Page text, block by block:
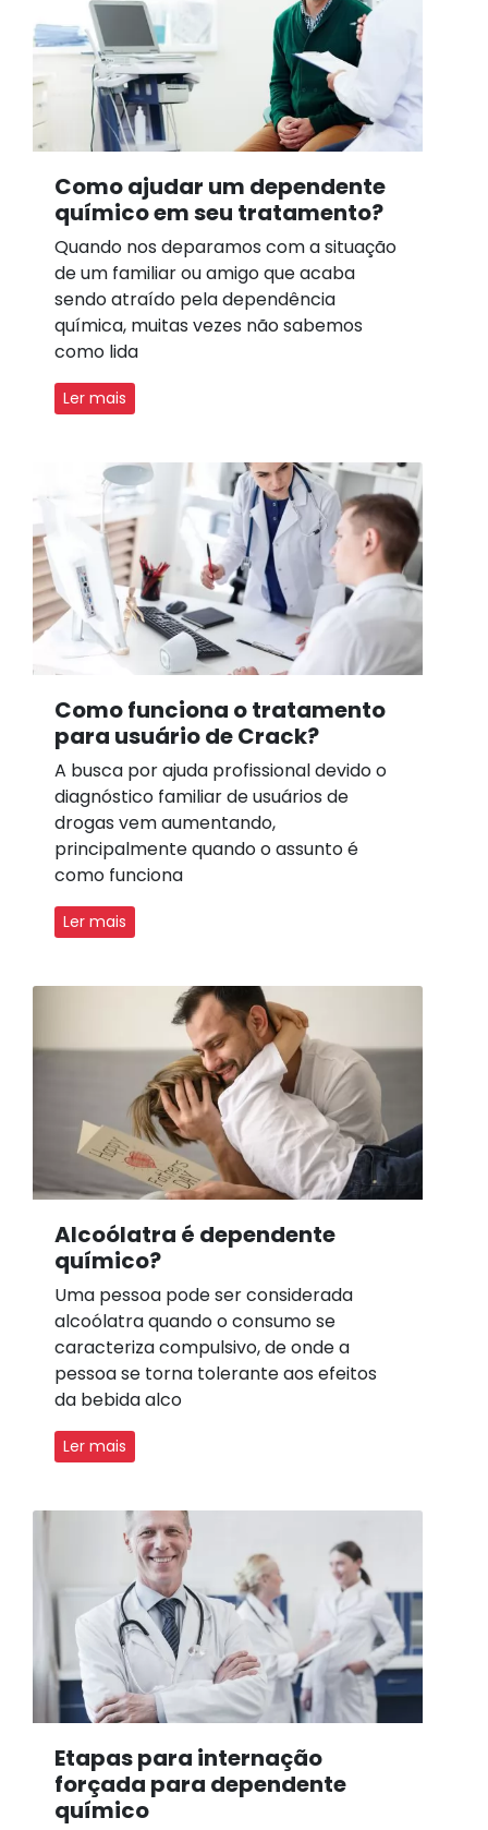
Como ajudar um dependente
químico em seu tratamento?
Quando nos deparamos com a situação
de um familiar ou amigo que acaba
sendo atraído pela dependência
química, muitas vezes não sabemos
como lida
Ler mais
Como funciona o tratamento
para usuário de Crack?
A busca por ajuda profissional devido o
diagnóstico familiar de usuários de
drogas vem aumentando,
principalmente quando o assunto é
como funciona
Ler mais
Alcoólatra é dependente
químico?
Uma pessoa pode ser considerada
alcoólatra quando o consumo se
caracteriza compulsivo, de onde a
pessoa se torna tolerante aos efeitos
da bebida alco
Ler mais
Etapas para internação
forçada para dependente
químico